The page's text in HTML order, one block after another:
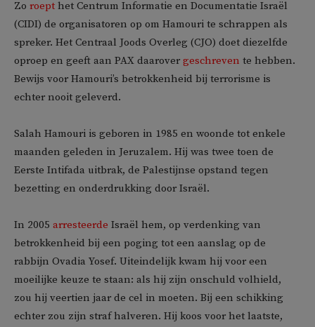
Zo roept het Centrum Informatie en Documentatie Israël
(CIDI) de organisatoren op om Hamouri te schrappen als
spreker. Het Centraal Joods Overleg (CJO) doet diezelfde
oproep en geeft aan PAX daarover geschreven te hebben.
Bewijs voor Hamouri’s betrokkenheid bij terrorisme is
echter nooit geleverd.
Salah Hamouri is geboren in 1985 en woonde tot enkele
maanden geleden in Jeruzalem. Hij was twee toen de
Eerste Intifada uitbrak, de Palestijnse opstand tegen
bezetting en onderdrukking door Israël.
In 2005 arresteerde Israël hem, op verdenking van
betrokkenheid bij een poging tot een aanslag op de
rabbijn Ovadia Yosef. Uiteindelijk kwam hij voor een
moeilijke keuze te staan: als hij zijn onschuld volhield,
zou hij veertien jaar de cel in moeten. Bij een schikking
echter zou zijn straf halveren. Hij koos voor het laatste,